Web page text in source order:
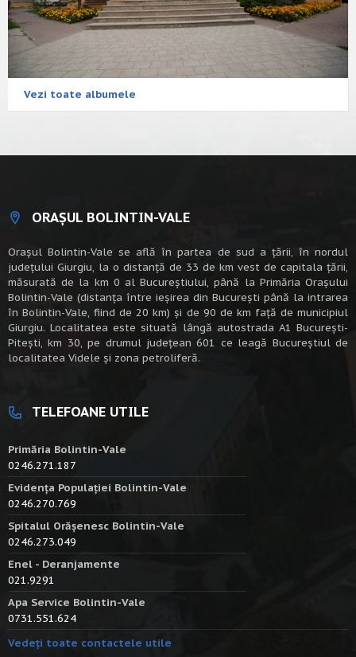
Vezi toate albumele
ORAȘUL BOLINTIN-VALE
Oraşul Bolintin-Vale se află în partea de sud a ţării, în nordul
judeţului Giurgiu, la o distanţă de 33 de km vest de capitala țării,
măsurată de la km 0 al Bucureștiului, până la Primăria Orașului
Bolintin-Vale (distanța între ieșirea din București până la intrarea
în Bolintin-Vale, fiind de 20 km) şi de 90 de km faţă de municipiul
Giurgiu. Localitatea este situată lângă autostrada A1 Bucureşti-
Piteşti, km 30, pe drumul judeţean 601 ce leagă Bucureştiul de
localitatea Videle şi zona petroliferă.
TELEFOANE UTILE
Primăria Bolintin-Vale
0246.271.187
Evidența Populației Bolintin-Vale
0246.270.769
Spitalul Orășenesc Bolintin-Vale
0246.273.049
Enel - Deranjamente
021.9291
Apa Service Bolintin-Vale
0731.551.624
Vedeți toate contactele utile